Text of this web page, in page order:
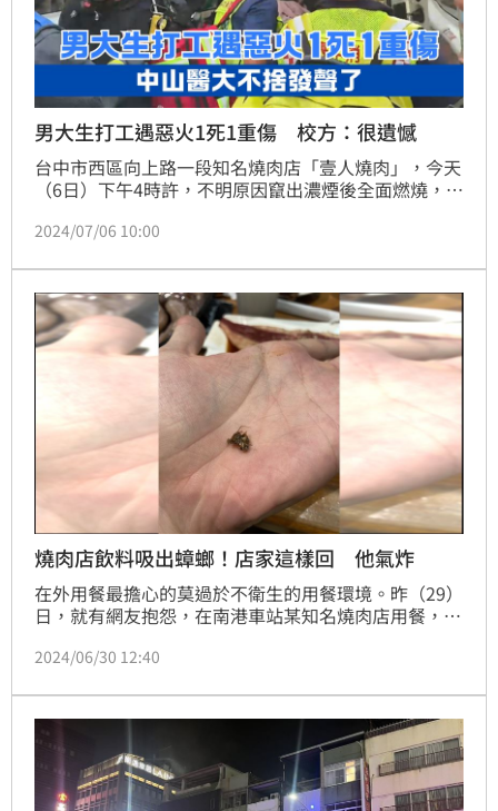
男大生打工遇惡火1死1重傷 校方：很遺憾
台中市西區向上路一段知名燒肉店「壹人燒肉」，今天
（6日）下午4時許，不明原因竄出濃煙後全面燃燒，導
死1重傷，經警方調查，2名男員工都是中山醫學大學的
學發生這樣的憾事，目前學校皆有師長在現場關心學生
與協助後續。記者莊淇鈞／台中報導
2024/07/06 10:00
燒肉店飲料吸出蟑螂！店家這樣回 他氣炸
在外用餐最擔心的莫過於不衛生的用餐環境。昨（29）
日，就有網友抱怨，在南港車站某知名燒肉店用餐，竟
以給他免單，同桌人則要付八折的費用。離開前，店家
2024/06/30 12:40